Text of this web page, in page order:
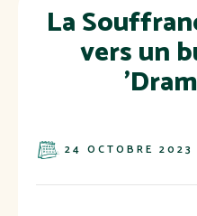
La
vers un
24 OCTOBRE 2023